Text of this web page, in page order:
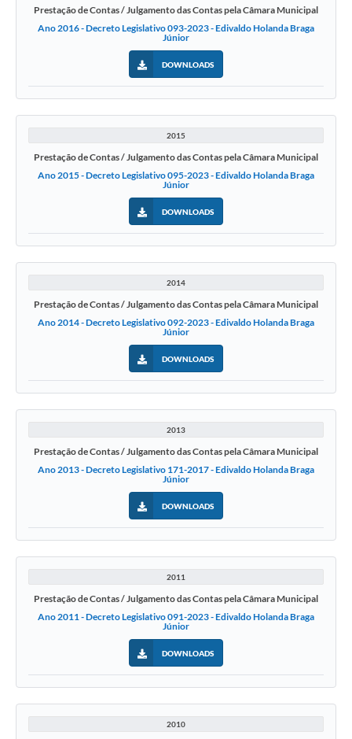
Prestação de Contas / Julgamento das Contas pela Câmara Municipal
Ano 2016 - Decreto Legislativo 093-2023 - Edivaldo Holanda Braga
Júnior
DOWNLOADS
2015
Prestação de Contas / Julgamento das Contas pela Câmara Municipal
Ano 2015 - Decreto Legislativo 095-2023 - Edivaldo Holanda Braga
Júnior
DOWNLOADS
2014
Prestação de Contas / Julgamento das Contas pela Câmara Municipal
Ano 2014 - Decreto Legislativo 092-2023 - Edivaldo Holanda Braga
Júnior
DOWNLOADS
2013
Prestação de Contas / Julgamento das Contas pela Câmara Municipal
Ano 2013 - Decreto Legislativo 171-2017 - Edivaldo Holanda Braga
Júnior
DOWNLOADS
2011
Prestação de Contas / Julgamento das Contas pela Câmara Municipal
Ano 2011 - Decreto Legislativo 091-2023 - Edivaldo Holanda Braga
Júnior
DOWNLOADS
2010